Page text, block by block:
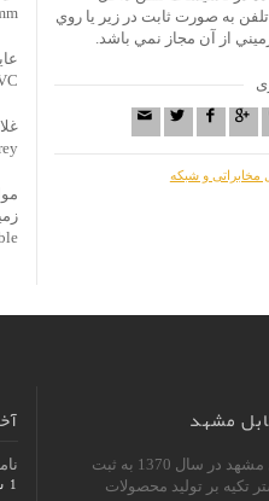
تلفن به صورت ثابت در زير يا روي
از آن مجاز نمي باشد.
مخابراتی و شبکه
مشهد
شرکت سيم و كابل مشهد در سال 1370 به ثبت
تكيه بر توليد محصولات
1 سپتامبر, 2021